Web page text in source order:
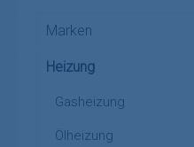
Marken
Heizung
Gasheizung
Ölheizung